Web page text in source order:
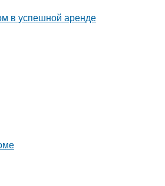
в успешной аренде